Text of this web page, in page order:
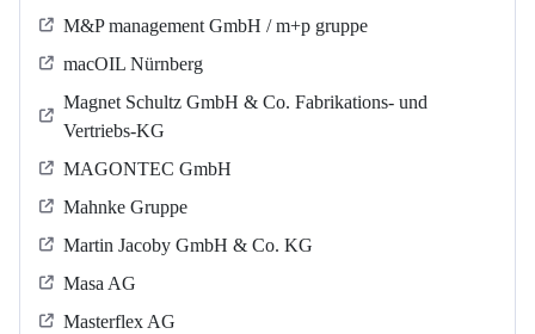
M&P management GmbH / m+p gruppe
macOIL Nürnberg
Magnet Schultz GmbH & Co. Fabrikations- und
Vertriebs-KG
MAGONTEC GmbH
Mahnke Gruppe
Martin Jacoby GmbH & Co. KG
Masa AG
Masterflex AG